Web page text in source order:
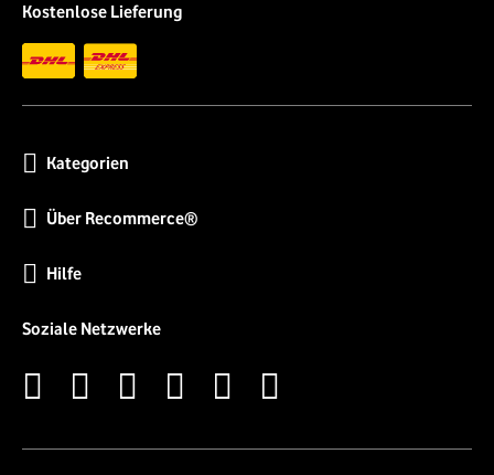
Kostenlose Lieferung
Kategorien
Über Recommerce®
Hilfe
Soziale Netzwerke